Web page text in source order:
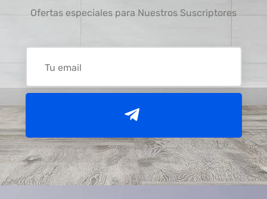
Ofertas especiales para Nuestros Suscriptores